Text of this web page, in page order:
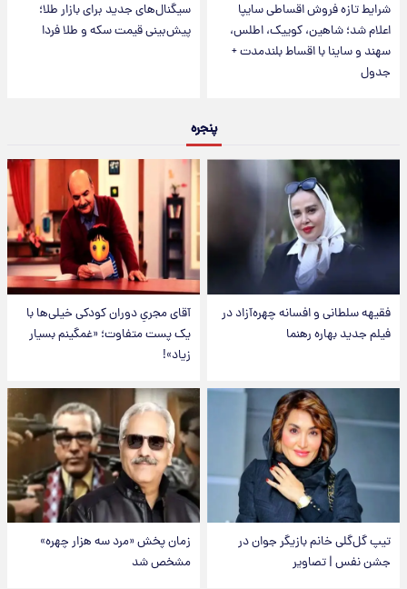
شرایط تازه فروش اقساطی سایپا
اعلام شد؛ شاهین، کوییک، اطلس،
سهند و ساینا با اقساط بلندمدت +
جدول
سیگنال‌های جدید برای بازار طلا؛
پیش‌بینی قیمت سکه و طلا فردا
پنجره
فقیهه سلطانی و افسانه چهره‌آزاد در
فیلم جدید بهاره رهنما
آقای مجریِ دوران کودکی خیلی‌ها با
یک پست متفاوت؛ «غمگینم بسیار
زیاد»!
تیپ گل‌گلی خانم بازیگر جوان در
جشن نفس | تصاویر
زمان پخش «مرد سه هزار چهره»
مشخص شد